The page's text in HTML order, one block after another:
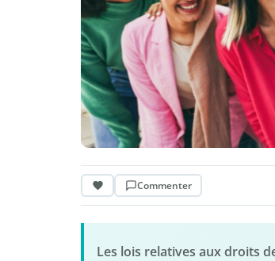
Commenter
Les lois relatives aux droits